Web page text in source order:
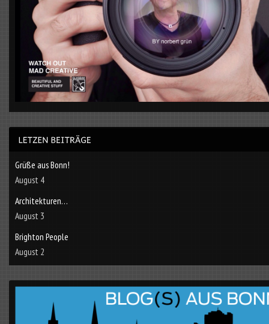
Grüße aus Bonn!
August 4
Architekturen…
August 3
Brighton People
August 2